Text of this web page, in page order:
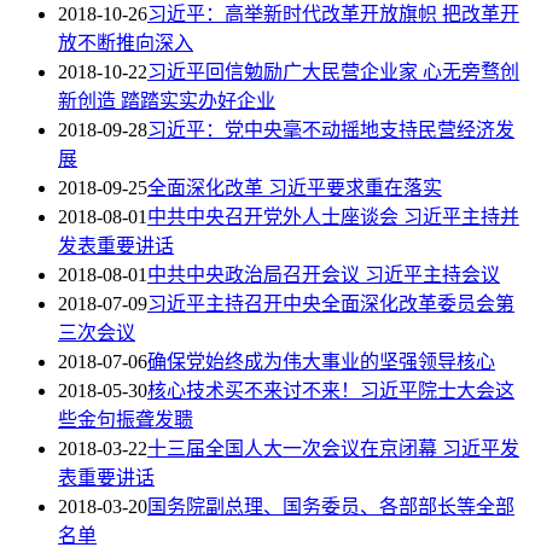
2018-10-26习近平：高举新时代改革开放旗帜 把改革开
放不断推向深入
2018-10-22习近平回信勉励广大民营企业家 心无旁骛创
新创造 踏踏实实办好企业
2018-09-28习近平：党中央毫不动摇地支持民营经济发
展
2018-09-25全面深化改革 习近平要求重在落实
2018-08-01中共中央召开党外人士座谈会 习近平主持并
发表重要讲话
2018-08-01中共中央政治局召开会议 习近平主持会议
2018-07-09习近平主持召开中央全面深化改革委员会第
三次会议
2018-07-06确保党始终成为伟大事业的坚强领导核心
2018-05-30核心技术买不来讨不来！习近平院士大会这
些金句振聋发聩
2018-03-22十三届全国人大一次会议在京闭幕 习近平发
表重要讲话
2018-03-20国务院副总理、国务委员、各部部长等全部
名单